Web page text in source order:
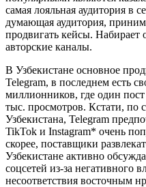
самая лояльная аудитория в
думающая аудитория,
продвигать кейсы. Набирает
авторские каналы.
В Узбекистане основное
Telegram, в последнем есть
миллионников, где один
тыс. просмотров. Кстати, по
Узбекистана, Telegram
TikTok и Instagram* очень
скорее, поставщики
Узбекистане активно
соцсетей из-за негативного
несоответствия восточным